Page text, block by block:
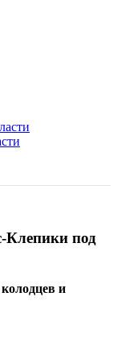
Клепики под
и